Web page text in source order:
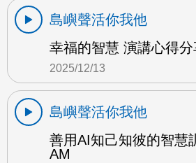
島嶼聲活你我他
幸福的智慧 演講心得
2025/12/13
島嶼聲活你我他
善用AI知己知彼的智慧
AM